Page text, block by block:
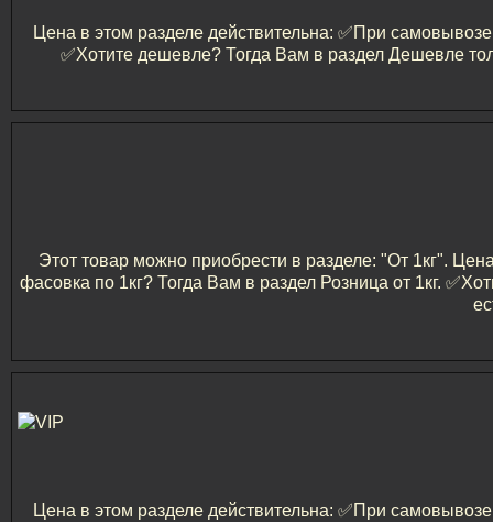
Цена в этом разделе действительна: ✅️При
✅️Хотите дешевле? Тогда Вам в раздел Дешевле
Этот товар можно приобрести в разделе: "От 1кг".
фасовка по 1кг? Тогда Вам в раздел Розница от 1кг.
Цена в этом разделе действительна: ✅️При